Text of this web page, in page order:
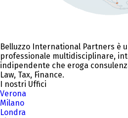
Belluzzo International Partners è
professionale multidisciplinare,
indipendente che eroga
Law, Tax, Finance.
I nostri Uffici
Verona
Milano
Londra